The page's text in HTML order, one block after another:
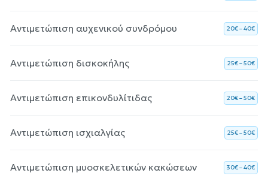
Αντιμετώπιση αυχενικού συνδρόμου 20€ – 40€
Αντιμετώπιση δισκοκήλης 25€ – 50€
Αντιμετώπιση επικονδυλίτιδας 20€ – 50€
Αντιμετώπιση ισχιαλγίας 25€ – 50€
Αντιμετώπιση μυοσκελετικών κακώσεων 30€ – 40€